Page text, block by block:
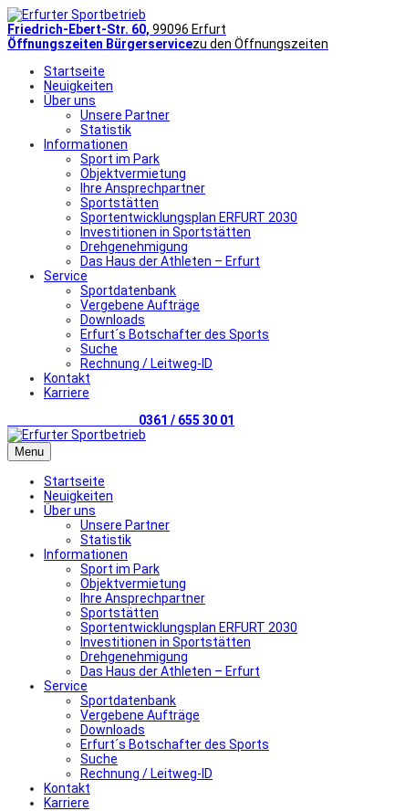
Friedrich-Ebert-Str. 60, 99096 Erfurt
Öffnungszeiten Bürgerservicezu den Öffnungszeiten
Startseite
Neuigkeiten
Über uns
Unsere Partner
Statistik
Informationen
Sport im Park
Objektvermietung
Ihre Ansprechpartner
Sportstätten
Sportentwicklungsplan ERFURT 2030
Investitionen in Sportstätten
Drehgenehmigung
Das Haus der Athleten – Erfurt
Service
Sportdatenbank
Vergebene Aufträge
Downloads
Erfurt´s Botschafter des Sports
Suche
Rechnung / Leitweg-ID
Kontakt
Karriere
0361 / 655 30 01
Menu
Startseite
Neuigkeiten
Über uns
Unsere Partner
Statistik
Informationen
Sport im Park
Objektvermietung
Ihre Ansprechpartner
Sportstätten
Sportentwicklungsplan ERFURT 2030
Investitionen in Sportstätten
Drehgenehmigung
Das Haus der Athleten – Erfurt
Service
Sportdatenbank
Vergebene Aufträge
Downloads
Erfurt´s Botschafter des Sports
Suche
Rechnung / Leitweg-ID
Kontakt
Karriere